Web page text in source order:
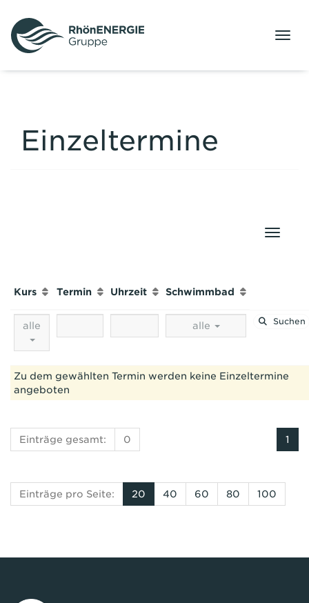
Einzeltermine
Kurs Termin Uhrzeit Schwimmbad
alle alle Suchen
Zu dem gewählten Termin werden keine Einzeltermine
angeboten
1
Einträge gesamt: 0
Einträge pro Seite: 20 40 60 80 100